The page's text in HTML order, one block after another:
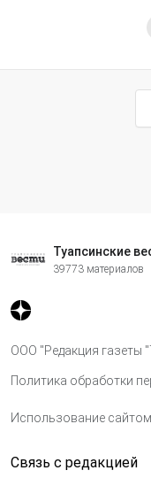
Туапсинские
39773 материалов
ООО "Редакция газеты
Политика обработки
Использование
Связь с редакцией